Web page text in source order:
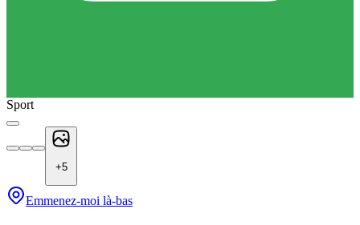
Sport
+5
Emmenez-moi là-bas